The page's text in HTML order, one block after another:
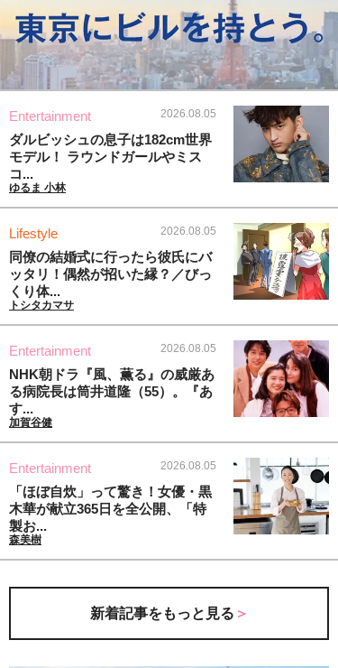
Entertainment 2026.08.05
ダルビッシュの息子は182cm世界
モデル！ ラウンドガールやミス
コ...
ゆるま 小林
Lifestyle 2026.08.05
同僚の結婚式に行ったら彼氏にバ
ッタリ！偶然が招いた縁？／びっ
くり体...
トシタカマサ
Entertainment 2026.08.05
NHK朝ドラ『風、薫る』の威厳あ
る病院長は筒井道隆（55）。『あ
す...
加賀谷健
Entertainment 2026.08.05
「ほぼ自炊」って驚き！女優・黒
木華が献立365日を全公開、「特
製お...
森美樹
新着記事をもっと見る